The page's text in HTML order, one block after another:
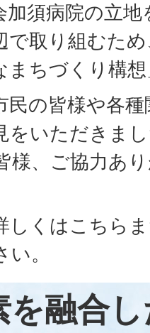
加須病院の立
で取り組むた
まちづくり構
民の皆様や各
をいただきま
様、ご協力あ
しくはこちら
。
融合